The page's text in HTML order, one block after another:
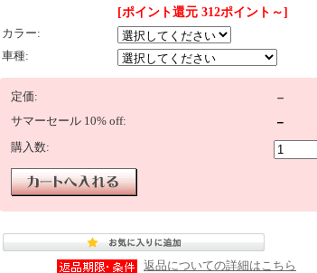
[ポイント還元 312ポイント～]
カラー:
車種:
定価: －
サマーセール 10% off: －
購入数:
返品についての詳細はこちら